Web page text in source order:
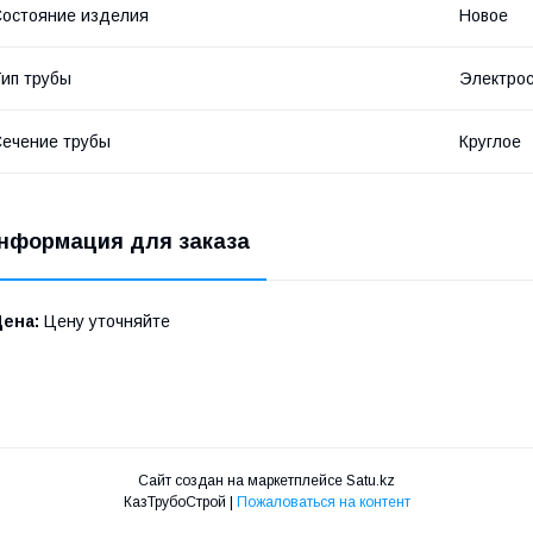
изделия Новое
трубы
трубы Круглое
для заказа
Цену уточняйте
Сайт создан на маркетплейсе Satu.kz
Пожаловаться на контент